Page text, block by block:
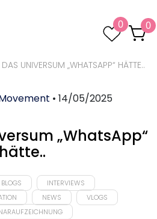
0 0
UNIVERSUM „WHATSAPP“ HÄTTE..
• 14/05/2025
„WhatsApp“
hätte..
BLOGS
INTERVIEWS
NEWS
VLOGS